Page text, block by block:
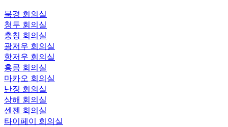
북경 회의실
청두 회의실
충칭 회의실
광저우 회의실
항저우 회의실
홍콩 회의실
마카오 회의실
난징 회의실
상해 회의실
센젠 회의실
타이페이 회의실